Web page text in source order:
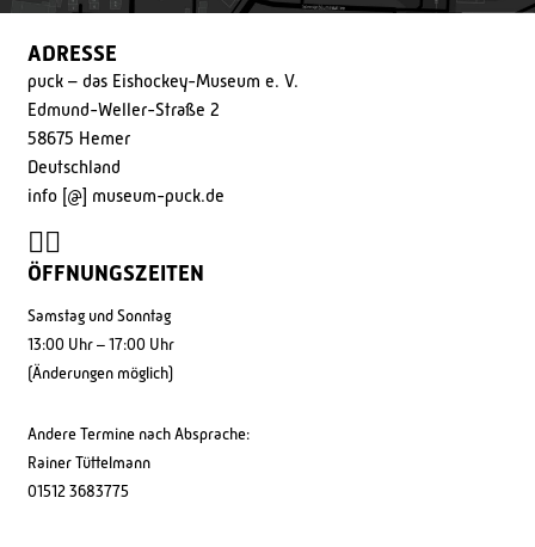
ADRESSE
puck – das Eishockey-Museum e. V.
Edmund-Weller-Straße 2
58675 Hemer
Deutschland
info [@] museum-puck.de
ÖFFNUNGSZEITEN
Samstag und Sonntag
13:00 Uhr – 17:00 Uhr
(Änderungen möglich)
Andere Termine nach Absprache:
Rainer Tüttelmann
01512 3683775